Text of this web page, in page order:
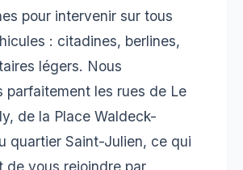
pour intervenir sur tous
: citadines, berlines,
légers. Nous
parfaitement les rues de Le
de la Place Waldeck-
quartier Saint-Julien, ce qui
de vous rejoindre par